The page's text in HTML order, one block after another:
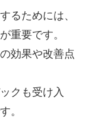
るためには、
重要です。
効果や改善点
クも受け入
。